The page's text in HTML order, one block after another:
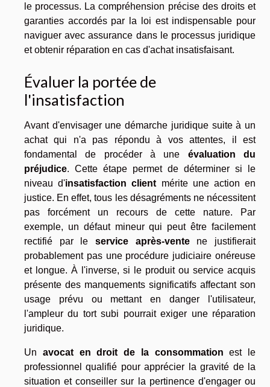
le processus. La compréhension précise des droits et
garanties accordés par la loi est indispensable pour
naviguer avec assurance dans le processus juridique
et obtenir réparation en cas d'achat insatisfaisant.
Évaluer la portée de
l'insatisfaction
Avant d'envisager une démarche juridique suite à un
achat qui n'a pas répondu à vos attentes, il est
fondamental de procéder à une évaluation du
préjudice. Cette étape permet de déterminer si le
niveau d'insatisfaction client mérite une action en
justice. En effet, tous les désagréments ne nécessitent
pas forcément un recours de cette nature. Par
exemple, un défaut mineur qui peut être facilement
rectifié par le service après-ventene justifierait
probablement pas une procédure judiciaire onéreuse
et longue. À l'inverse, si le produit ou service acquis
présente des manquements significatifs affectant son
usage prévu ou mettant en danger l'utilisateur,
l'ampleur du tort subi pourrait exiger une réparation
juridique.
Un avocat en droit de la consommation est le
professionnel qualifié pour apprécier la gravité de la
situation et conseiller sur la pertinence d'engager ou